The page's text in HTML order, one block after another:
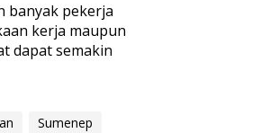
banyak pekerja
kerja maupun
dapat semakin
Sumenep